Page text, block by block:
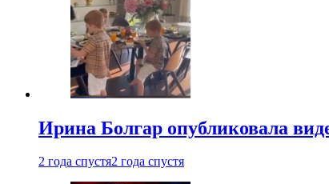
Ирина Болгар опубликовала
2 года спустя2 года спустя